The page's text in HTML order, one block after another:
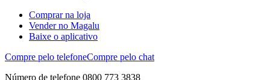
Comprar na loja
Vender no Magalu
Baixe o aplicativo
Compre pelo telefoneCompre pelo chat
Número de telefone 0800 773 3838